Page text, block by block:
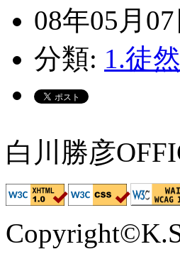
08年05月
分類: 1.徒然
白川勝彦